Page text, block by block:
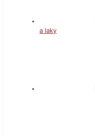
a laky